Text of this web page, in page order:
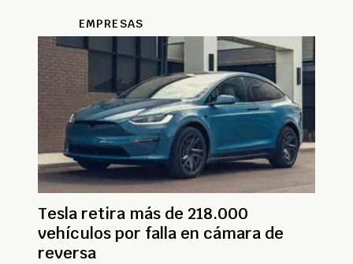
EMPRESAS
Tesla retira más de 218.000
vehículos por falla en cámara de
reversa